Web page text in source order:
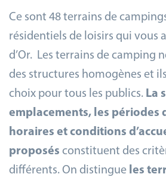
Ce sont 48 terrains de
résidentiels de loisirs qui vous
d’Or. Les terrains de camping
des structures homogènes et
choix pour tous les publics. La
emplacements, les périodes
horaires et conditions
proposés constituent des
différents. On distingue les